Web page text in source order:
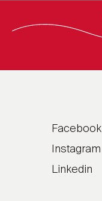
Facebook
Instagram
Linkedin